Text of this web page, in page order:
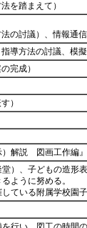
を踏まえて）
討議）、情報通信
方法の討議、模擬
完成）
）
解説 図画工作編
）、子どもの造形
ように努める。
ている附属学校園